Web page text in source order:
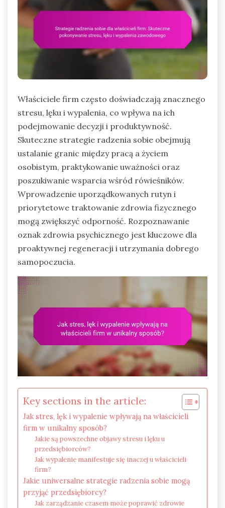
Właściciele firm często doświadczają znacznego
stresu, lęku i wypalenia, co wpływa na ich
podejmowanie decyzji i produktywność.
Skuteczne strategie radzenia sobie obejmują
ustalanie granic między pracą a życiem
osobistym, praktykowanie uważności oraz
poszukiwanie wsparcia wśród rówieśników.
Wprowadzenie uporządkowanych rutyn i
priorytetowe traktowanie zdrowia fizycznego
mogą zwiększyć odporność. Rozpoznawanie
oznak zdrowia psychicznego jest kluczowe dla
proaktywnej regeneracji i utrzymania dobrego
samopoczucia.
Key sections in the article:
Jak stres, lęk i wypalenie wpływają na właścicieli
firm w unikalny sposób?
Jakie są powszechne objawy stresu i lęku u
przedsiębiorców?
Jak wypalenie manifestuje się inaczej u właścicieli
firm?
Jakie uniwersalne strategie radzenia sobie mogą
przyjąć przedsiębiorcy?
Jak zarządzanie czasem może poprawić zdrowie